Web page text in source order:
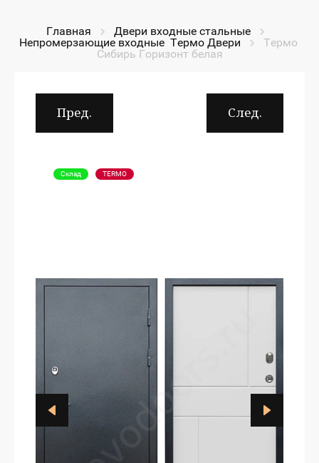
Главная
Двери входные стальные
Непромерзающие входные  Термо Двери
Термо
Сибирь Горизонт белая
Пред. След.
Склад TERMO